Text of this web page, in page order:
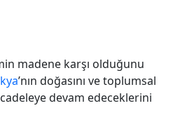
madene karşı olduğunu
’nın doğasını ve toplumsal
devam edeceklerini